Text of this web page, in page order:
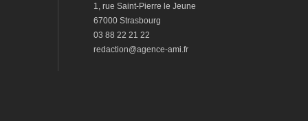
1, rue Saint-Pierre le Jeune
67000 Strasbourg
03 88 22 21 22
redaction@agence-ami.fr